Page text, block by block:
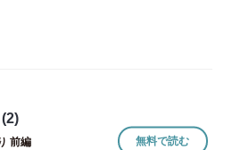
前編 無料で読む